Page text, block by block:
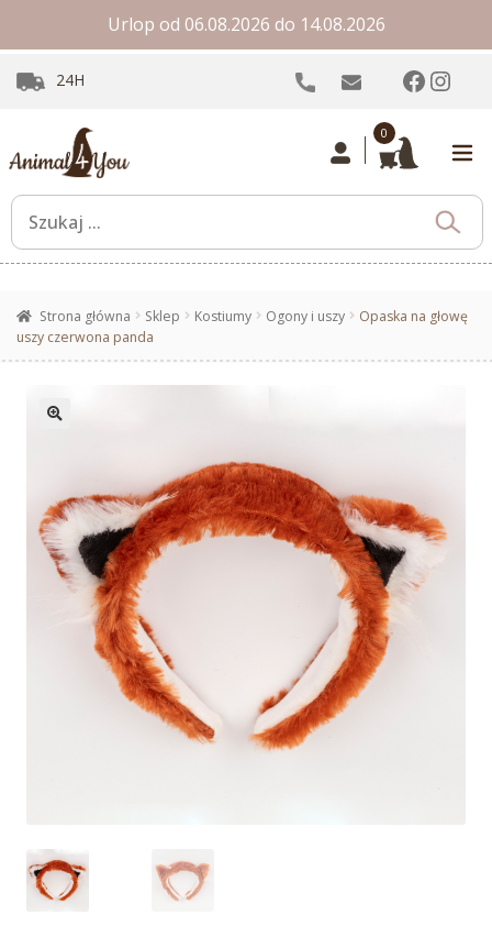
Urlop od 06.08.2026 do 14.08.2026
24H
0
Strona główna Sklep Kostiumy Ogony i uszy
Opaska na głowę
uszy czerwona panda